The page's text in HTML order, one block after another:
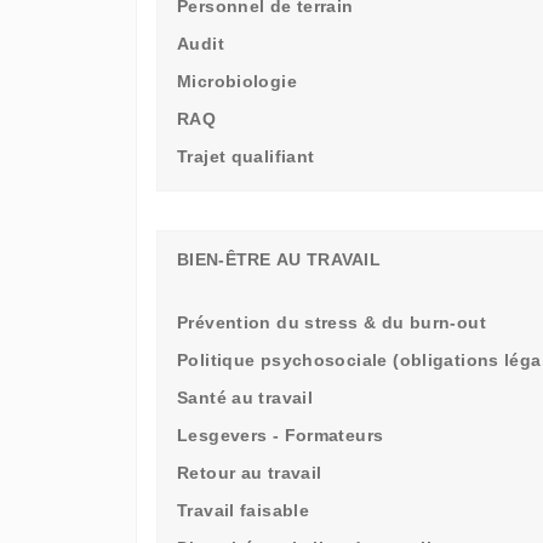
Personnel de terrain
Audit
Microbiologie
RAQ
Trajet qualifiant
BIEN-ÊTRE AU TRAVAIL
Prévention du stress & du burn-out
Politique psychosociale (obligations
Santé au travail
Lesgevers - Formateurs
Retour au travail
Travail faisable